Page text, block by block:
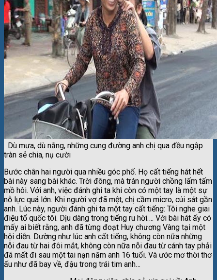
Dù mưa, dù nắng, những cung đường anh chị qua đều ngập
tràn sẻ chia, nụ cười
Bước chân hai người qua nhiều góc phố. Họ cất tiếng hát hết
bài này sang bài khác. Trời đông, mà trán người chồng lấm tấm
mồ hôi. Với anh, việc đánh ghi ta khi còn có một tay là một sự
nỗ lực quá lớn. Khi người vợ đã mệt, chị cầm micro, cúi sát gần
anh. Lúc này, người đánh ghi ta một tay cất tiếng: Tôi nghe giai
điệu tổ quốc tôi. Dịu dàng trong tiếng ru hời…. Với bài hát ấy có
mấy ai biết rằng, anh đã từng đoạt Huy chương Vàng tại một
hội diễn. Dường như lúc anh cất tiếng, không còn nữa những
nỗi đau từ hai đôi mắt, không còn nữa nỗi đau từ cánh tay phải
đã mất đi sau một tai nạn năm anh 16 tuổi. Và ước mơ thời thơ
ấu như đã bay về, đậu trong trái tim anh…